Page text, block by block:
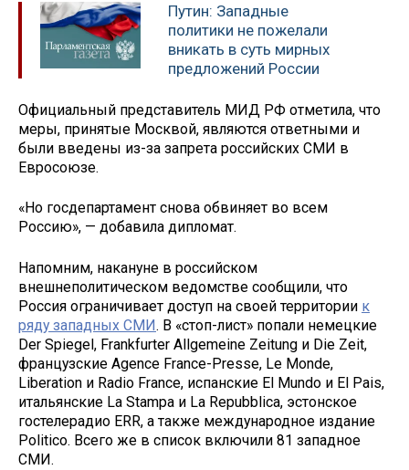
Путин: Западные
политики не пожелали
вникать в суть мирных
предложений России
Официальный представитель МИД РФ отметила, что
меры, принятые Москвой, являются ответными и
были введены из-за запрета российских СМИ в
Евросоюзе.
«Но госдепартамент снова обвиняет во всем
Россию», — добавила дипломат.
Напомним, накануне в российском
внешнеполитическом ведомстве сообщили, что
Россия ограничивает доступ на своей территории к
ряду западных СМИ. В «стоп-лист» попали немецкие
Der Spiegel, Frankfurter Allgemeine Zeitung и Die Zeit,
французские Agence France-Presse, Le Monde,
Liberation и Radio France, испанские El Mundo и El Pais,
итальянские La Stampa и La Repubblica, эстонское
гостелерадио ERR, а также международное издание
Politico. Всего же в список включили 81 западное
СМИ.